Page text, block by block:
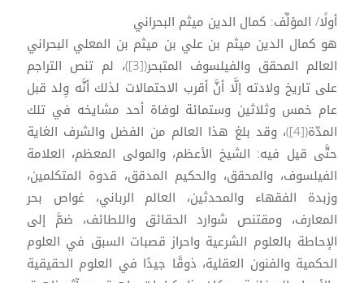
أولًا/ المؤلِّف: كمال الدين ميثم البحراني
هو كمال الدين ميثم بن علي بن ميثم بن المعلي البحراني
العالم المحقق والفيلسوف المتبحر([3])، لم تنص التراجم
على تاريخ ولادته إلَّا أنَّ أقرب الاحتمالات لذلك أنَّه وِلد قبل
عام خمس وثلاثين وستمائة لوفاة أحد مشايخه في تلك
المدّة([4])، وقد بلغ هذا العالم من الفضل والشرف الغاية
حتَّى قيل فيه: الشيخ الأعظم، والمولى المعظم، العلامة
الفيلسوف، والمحقق، والحكيم المدقق، قدوة المتكلمين،
وزبدة الفقهاء والمحدثين، العالم الرباني، غواص بحر
المعارف، ومقتنص شوارد الحقائق واللطائف، ضمَّ إلى
الإحاطة بالعلوم الشرعية واحراز قصبات السبق في العلوم
الحكمية والفنون العقلية، ذوقًا جيدًا في العلوم الحقيقية